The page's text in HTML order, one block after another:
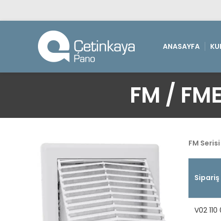
ANASAYFA
FM /
FM
Sipariş
V02 110